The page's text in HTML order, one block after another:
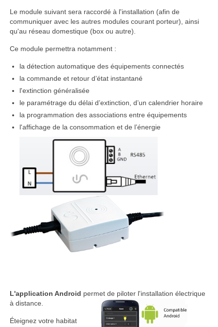
Le module suivant sera raccordé à l'installation (afin de
communiquer avec les autres modules courant porteur), ainsi
qu'au réseau domestique (box ou autre).
Ce module permettra notamment :
la détection automatique des équipements connectés
la commande et retour d’état instantané
l'extinction généralisée
le paramétrage du délai d’extinction, d’un calendrier horaire
la programmation des associations entre équipements
l'affichage de la consommation et de l’énergie
L'application Android permet de piloter l'installation électrique
à distance.
Éteignez votre habitat